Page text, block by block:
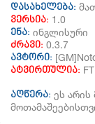
დასახელება:
ვერსია: 1.0
ენა: ინგლისური
ძრავი: 0.3.7
ავტორი:
ატვირთულია:
აღწერა: ეს არის